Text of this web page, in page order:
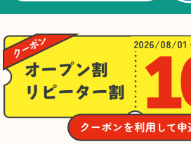
2026/08/01